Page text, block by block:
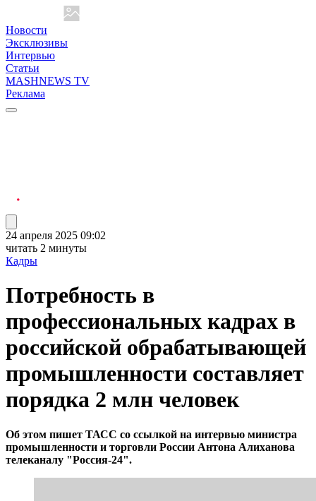
Новости
Эксклюзивы
Интервью
Статьи
MASHNEWS TV
Реклама
24 апреля 2025 09:02
читать 2 минуты
Кадры
Потребность в
профессиональных кадрах в
российской обрабатывающей
промышленности составляет
порядка 2 млн человек
Об этом пишет ТАСС со ссылкой на интервью министра
промышленности и торговли России Антона Алиханова
телеканалу "Россия-24".